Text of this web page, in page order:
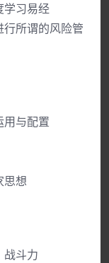
学习易经
所谓的风险管
用与配置
思想
战斗力